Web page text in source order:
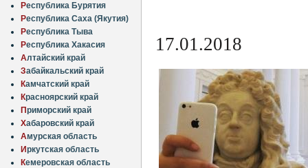
Республика Бурятия
Республика Саха (Якутия)
Республика Тыва
Республика Хакасия
Алтайский край
Забайкальский край
Камчатский край
Красноярский край
Приморский край
Хабаровский край
Амурская область
Иркутская область
Кемеровская область
17.01.2018